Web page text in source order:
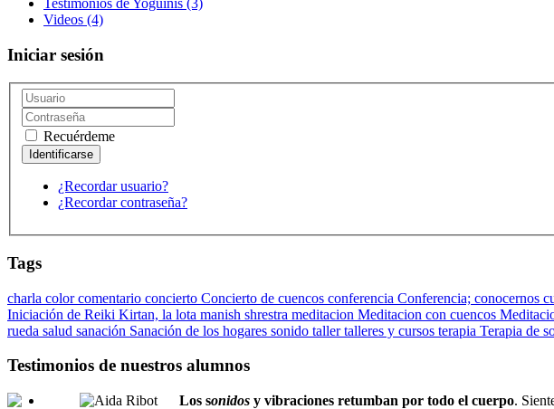
Testimonios de Yoguinis (3)
Videos (4)
Iniciar sesión
Recuérdeme
¿Recordar usuario?
¿Recordar contraseña?
Tags
charla colorcomentario concierto Concierto de cuencos conferencia Conferencia; conocernos
Iniciación de Reiki Kirtan, la lota manish shrestra meditacion Meditacion con cuencos
rueda salud sanación Sanación de los hogares sonido tallertalleres y cursos terapia Terapia de
Testimonios de nuestros alumnos
Los sonidos y vibraciones retumban por todo el cuerpo.